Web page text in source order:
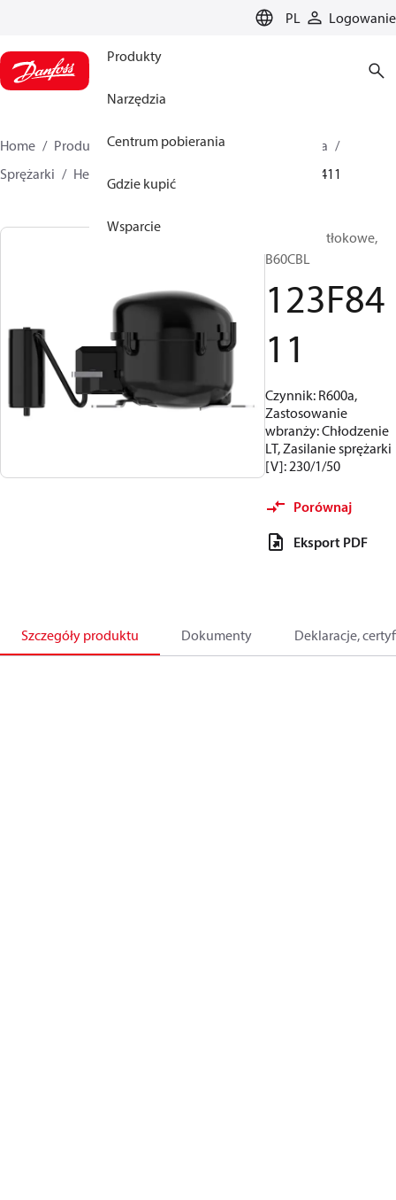
PL Logowanie
Produkty
Narzędzia
Centrum pobierania
Gdzie kupić
Wsparcie
Home Produkty
Climate Solutions dla chłodnictwa
Sprężarki
Hermetyczne tłokowe 123F8411
Sprężarka tłokowe,
B60CBL
123F84
11
Czynnik: R600a,
Zastosowanie
wbranży: Chłodzenie
LT, Zasilanie sprężarki
[V]: 230/1/50
Porównaj
Eksport PDF
Szczegóły produktu Dokumenty Deklaracje,